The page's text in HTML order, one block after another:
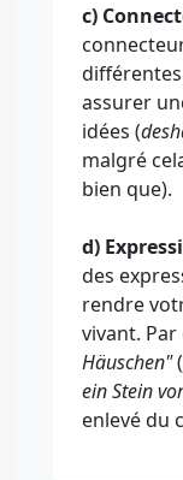
c)
assurer
idées (
malgré
bien que).
d)
des
rendre
vivant. Par
Häuschen"
ein Stein
enlevé du